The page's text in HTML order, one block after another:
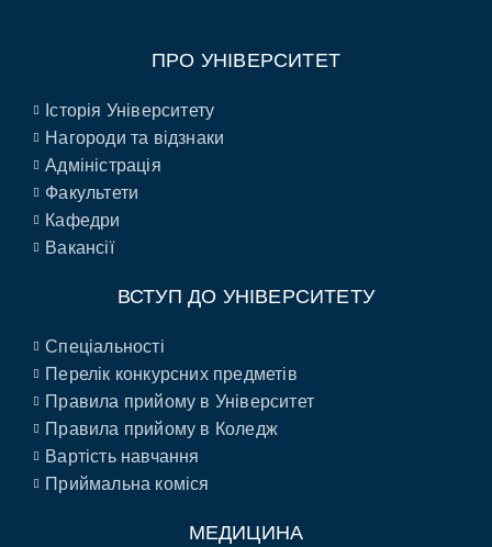
ПРО УНІВЕРСИТЕТ
Історія Університету
Нагороди та відзнаки
Адміністрація
Факультети
Кафедри
Вакансії
ВСТУП ДО УНІВЕРСИТЕТУ
Спеціальності
Перелік конкурсних предметів
Правила прийому в Університет
Правила прийому в Коледж
Вартість навчання
Приймальна коміся
МЕДИЦИНА